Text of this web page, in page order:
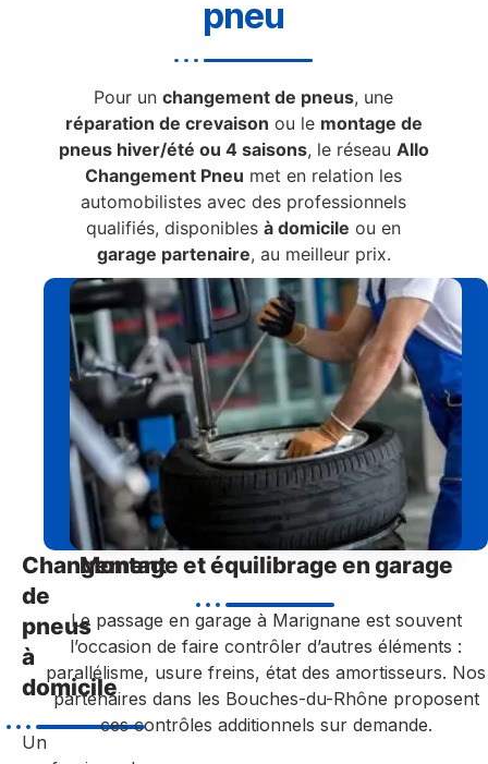
pneu
Pour unchangement de pneus, une
réparation de crevaison ou le montage de
pneus hiver/été ou 4 saisons, le réseau Allo
Changement Pneu met en relation les
automobilistes avec des professionnels
qualifiés, disponiblesà domicile ou en
garage partenaire, au meilleur prix.
Changement
de
pneus
à
domicile
Un
Montage et équilibrage en garage
Le passage en garage à Marignane est souvent
l’occasion de faire contrôler d’autres éléments :
parallélisme, usure freins, état des amortisseurs. Nos
partenaires dans les Bouches-du-Rhône proposent
ces contrôles additionnels sur demande.